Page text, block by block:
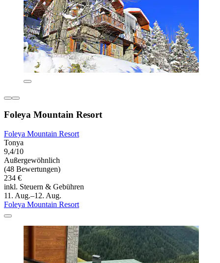
Foleya Mountain Resort
Foleya Mountain Resort
Tonya
9,4/10
Außergewöhnlich
(48 Bewertungen)
234 €
inkl. Steuern & Gebühren
11. Aug.–12. Aug.
Foleya Mountain Resort